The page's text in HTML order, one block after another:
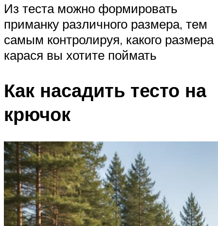
Из теста можно формировать
приманку различного размера, тем
самым контролируя, какого размера
карася вы хотите поймать
Как насадить тесто на
крючок